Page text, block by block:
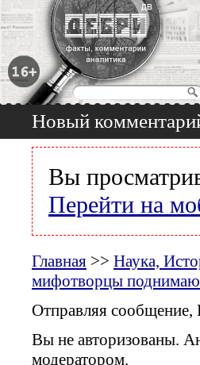
Новый
Вы
Перейти на
Главная >> Наука,
мифотворцы
Отправляя сообщение,
Вы не авторизованы.
модератором.